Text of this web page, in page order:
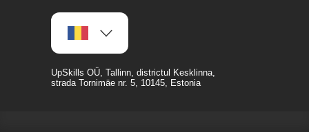
UpSkills OÜ, Tallinn, districtul Kesklinna,
strada Tornimäe nr. 5, 10145, Estonia